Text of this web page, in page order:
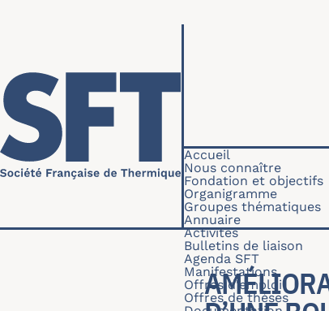
Navigation
Accueil
Nous connaître
Fondation et objectifs
Organigramme
Groupes thématiques
Annuaire
Activités
Bulletins de liaison
Agenda SFT
Manifestations
Offres d'emploi
Offres de thèses